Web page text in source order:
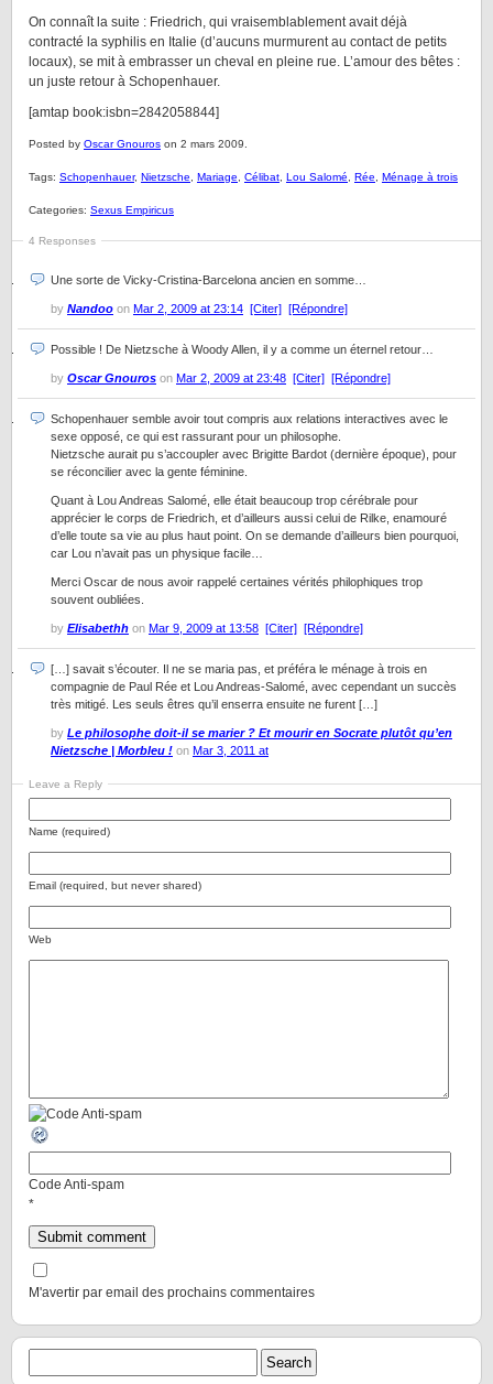
On connaît la suite : Friedrich, qui vraisemblablement avait déjà
contracté la syphilis en Italie (d’aucuns murmurent au contact de petits
locaux), se mit à embrasser un cheval en pleine rue. L’amour des bêtes :
un juste retour à Schopenhauer.
[amtap book:isbn=2842058844]
Posted by Oscar Gnouros on 2 mars 2009.
Tags: Schopenhauer, Nietzsche Mariage Célibat Lou Salomé Rée Ménage à trois
Categories: Sexus Empiricus
4 Responses
Une sorte de Vicky-Cristina-Barcelona ancien en somme…
by Nandoo on Mar 2, 2009 at 23:14 [Citer] [Répondre]
Possible ! De Nietzsche à Woody Allen, il y a comme un éternel retour…
by Oscar Gnouros on Mar 2, 2009 at 23:48 [Citer] [Répondre]
Schopenhauer semble avoir tout compris aux relations interactives avec le
sexe opposé, ce qui est rassurant pour un philosophe.
Nietzsche aurait pu s’accoupler avec Brigitte Bardot (dernière époque), pour
se réconcilier avec la gente féminine.
Quant à Lou Andreas Salomé, elle était beaucoup trop cérébrale pour
apprécier le corps de Friedrich, et d’ailleurs aussi celui de Rilke, enamouré
d’elle toute sa vie au plus haut point. On se demande d’ailleurs bien pourquoi,
car Lou n’avait pas un physique facile…
Merci Oscar de nous avoir rappelé certaines vérités philophiques trop
souvent oubliées.
by Elisabethh on Mar 9, 2009 at 13:58 [Citer] [Répondre]
[…] savait s’écouter. Il ne se maria pas, et préféra le ménage à trois en
compagnie de Paul Rée et Lou Andreas-Salomé, avec cependant un succès
très mitigé. Les seuls êtres qu’il enserra ensuite ne furent […]
by Le philosophe doit-il se marier ? Et mourir en Socrate plutôt qu’en
Nietzsche | Morbleu ! on Mar 3, 2011 at
Leave a Reply
Name (required)
Email (required, but never shared)
Web
Code Anti-spam
*
M'avertir par email des prochains commentaires